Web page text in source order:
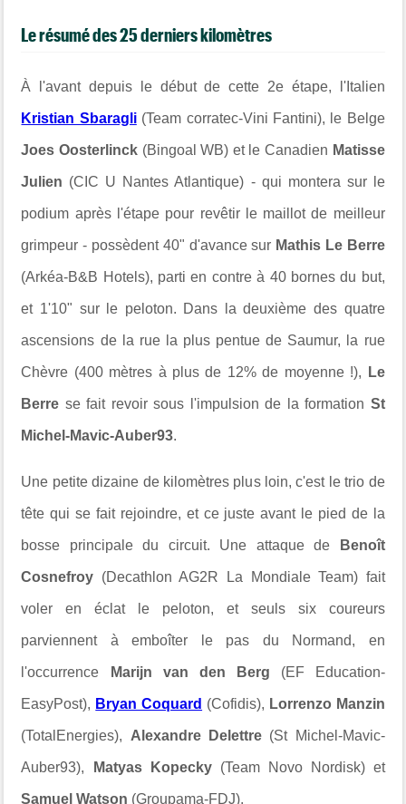
Le résumé des 25 derniers kilomètres
À l'avant depuis le début de cette 2e étape, l'Italien
Kristian Sbaragli(Team corratec-Vini Fantini), le Belge
Joes Oosterlinck (Bingoal WB) et le Canadien Matisse
Julien (CIC U Nantes Atlantique) - qui montera sur le
podium après l'étape pour revêtir le maillot de meilleur
grimpeur - possèdent 40" d'avance sur Mathis Le Berre
(Arkéa-B&B Hotels), parti en contre à 40 bornes du but,
et 1'10" sur le peloton. Dans la deuxième des quatre
ascensions de la rue la plus pentue de Saumur, la rue
Chèvre (400 mètres à plus de 12% de moyenne !), Le
Berre se fait revoir sous l'impulsion de la formation St
Michel-Mavic-Auber93.
Une petite dizaine de kilomètres plus loin, c'est le trio de
tête qui se fait rejoindre, et ce juste avant le pied de la
bosse principale du circuit. Une attaque de Benoît
Cosnefroy (Decathlon AG2R La Mondiale Team) fait
voler en éclat le peloton, et seuls six coureurs
parviennent à emboîter le pas du Normand, en
l'occurrence Marijn van den Berg (EF Education-
EasyPost), Bryan Coquard (Cofidis), Lorrenzo Manzin
(TotalEnergies), Alexandre Delettre (St Michel-Mavic-
Auber93), Matyas Kopecky(Team Novo Nordisk) et
Samuel Watson (Groupama-FDJ).